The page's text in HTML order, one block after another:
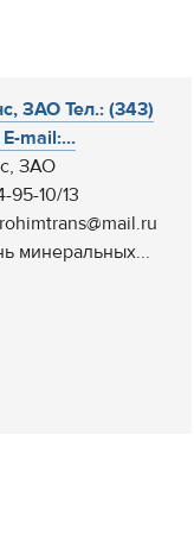
ЗАО Тел.: (343)
mail:...
ЗАО
95-10/13
минеральных...